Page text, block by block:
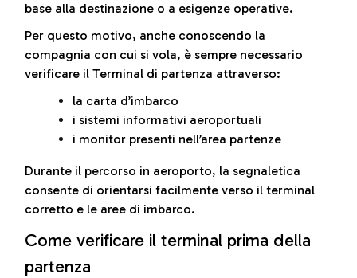
base alla destinazione o a esigenze operative.
Per questo motivo, anche conoscendo la
compagnia con cui si vola, è sempre necessario
verificare il Terminal di partenza attraverso:
la carta d’imbarco
i sistemi informativi aeroportuali
i monitor presenti nell’area partenze
Durante il percorso in aeroporto, la segnaletica
consente di orientarsi facilmente verso il terminal
corretto e le aree di imbarco.
Come verificare il terminal prima della
partenza